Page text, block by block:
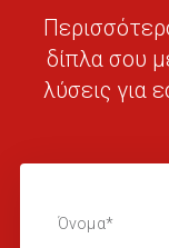
δίπλα σου
λύσεις για
Όνομα*